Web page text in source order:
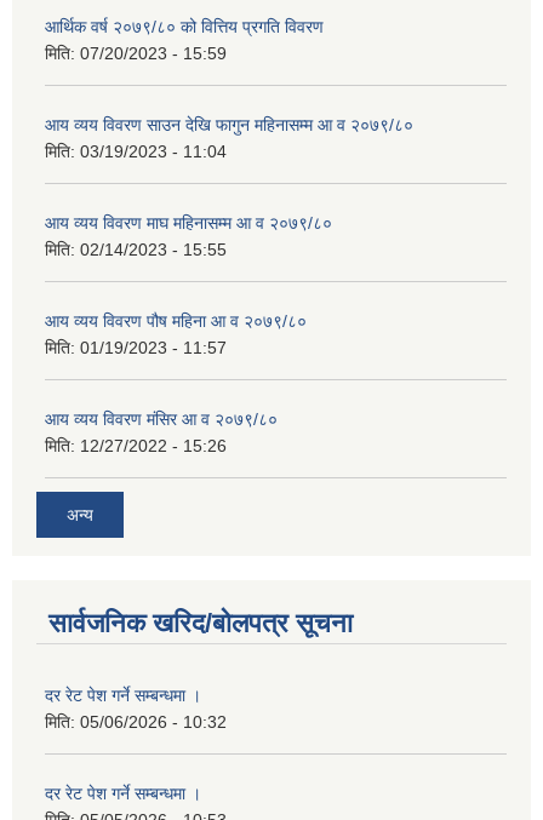
आर्थिक वर्ष २०७९/८० को वित्तिय प्रगति विवरण
मिति: 07/20/2023 - 15:59
आय व्यय विवरण साउन देखि फागुन महिनासम्म आ व २०७९/८०
मिति: 03/19/2023 - 11:04
आय व्यय विवरण माघ महिनासम्म आ व २०७९/८०
मिति: 02/14/2023 - 15:55
आय व्यय विवरण पौष महिना आ व २०७९/८०
मिति: 01/19/2023 - 11:57
आय व्यय विवरण मंसिर आ व २०७९/८०
मिति: 12/27/2022 - 15:26
अन्य
सार्वजनिक खरिद/बोलपत्र सूचना
दर रेट पेश गर्ने सम्बन्धमा ।
मिति: 05/06/2026 - 10:32
दर रेट पेश गर्ने सम्बन्धमा ।